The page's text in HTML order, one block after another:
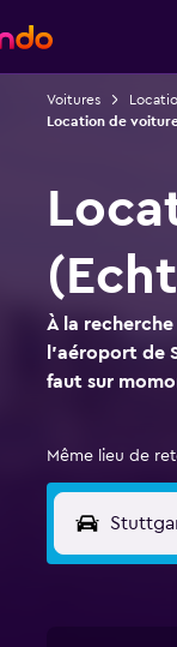
Voitures
Location de
À la
l'aéroport de
faut sur
Même lieu de